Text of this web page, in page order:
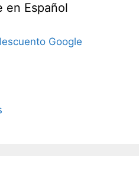
en Español
Google